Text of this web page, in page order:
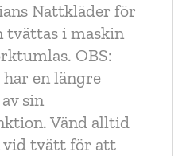
Nattkläder för
tvättas i maskin
OBS:
en längre
sin
Vänd alltid
vid tvätt för att